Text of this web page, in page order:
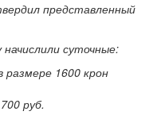
представленный
суточные:
размере 1600 крон
руб.